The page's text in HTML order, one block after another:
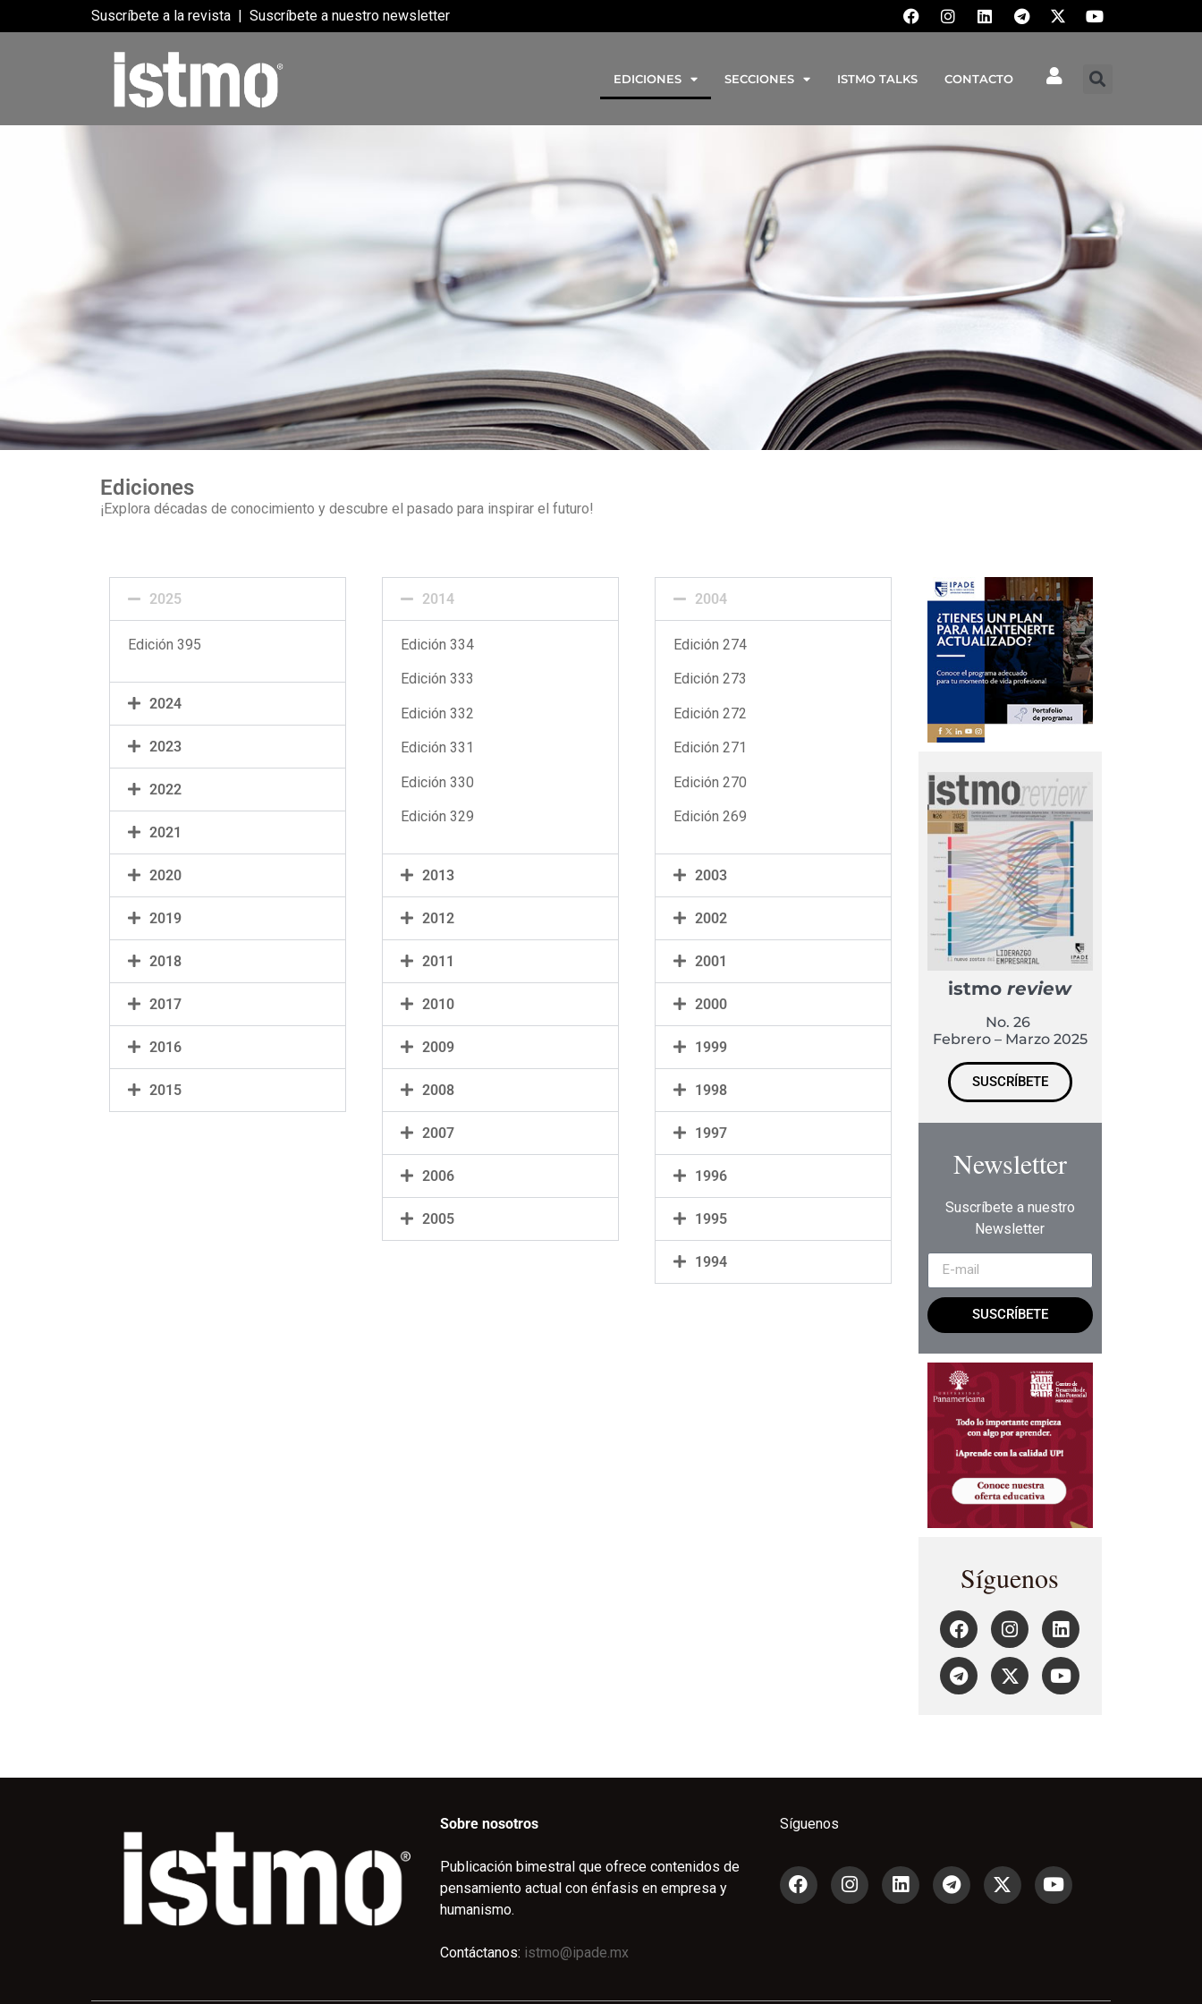
Suscríbete a la revista | Suscríbete a nuestro newsletter
EDICIONES SECCIONES ISTMO TALKS CONTACTO
Ediciones
¡Explora décadas de conocimiento y descubre el pasado para inspirar el futuro!
2025
Edición 395
2024
2023
2022
2021
2020
2019
2018
2017
2016
2015
2014
Edición 334
Edición 333
Edición 332
Edición 331
Edición 330
Edición 329
2013
2012
2011
2010
2009
2008
2007
2006
2005
2004
Edición 274
Edición 273
Edición 272
Edición 271
Edición 270
Edición 269
2003
2002
2001
2000
1999
1998
1997
1996
1995
1994
istmoreview
No. 26
Febrero – Marzo 2025
SUSCRÍBETE
Newsletter
Suscríbete a nuestro
Newsletter
SUSCRÍBETE
Síguenos
Sobre nosotros
Publicación bimestral que ofrece contenidos de
pensamiento actual con énfasis en empresa y
humanismo.
Contáctanos: istmo@ipade.mx
Síguenos